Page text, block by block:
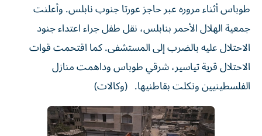
طوباس أثناء مروره عبر حاجز عورتا جنوب نابلس. وأعلنت
جمعية الهلال الأحمر بنابلس، نقل طفل جراء اعتداء جنود
الاحتلال عليه بالضرب إلى المستشفى. كما اقتحمت قوات
الاحتلال قرية تياسير، شرقي طوباس وداهمت منازل
الفلسطينيين ونكلت بقاطنيها. (وكالات)